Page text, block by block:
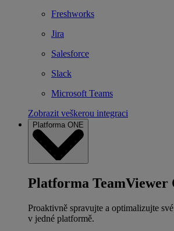
Freshworks
Jira
Salesforce
Slack
Microsoft Teams
Zobrazit veškerou integraci
Platforma ONE
Platforma TeamViewer
Proaktivně spravujte a optimalizujte
v jedné platformě.